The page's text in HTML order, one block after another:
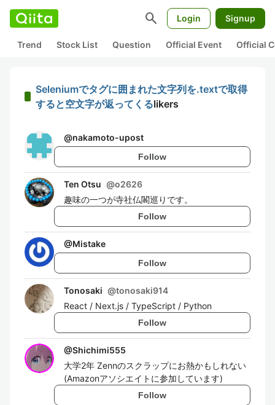
search Login Signup
Trend Stock List Question Official Event Official
Seleniumでタグに囲まれた文字列を.textで取得
すると空文字が返ってくるlikers
@nakamoto-upost
Follow
Ten Otsu @o2626
趣味の一つが寺社仏閣巡りです。
Follow
@Mistake
Follow
Tonosaki @tonosaki914
React / Next.js / TypeScript / Python
Follow
@Shichimi555
大学2年 Zennのスクラップにお熱かもしれない
(Amazonアソシエイトに参加しています)
Follow